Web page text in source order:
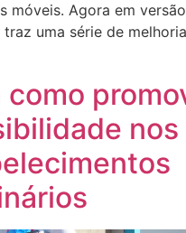
móveis. Agora em
uma série de
como
nos